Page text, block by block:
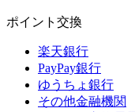
ポイント交換
楽天銀行
PayPay銀行
ゆうちょ銀行
その他金融機関